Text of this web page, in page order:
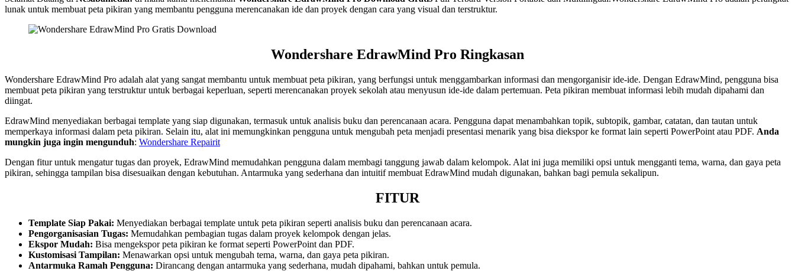
lunak untuk membuat peta pikiran yang membantu pengguna merencanakan ide dan proyek dengan cara yang visual dan terstruktur.
Wondershare EdrawMind Pro Ringkasan
Wondershare EdrawMind Pro adalah alat yang sangat membantu untuk membuat peta pikiran, yang berfungsi untuk menggambarkan informasi dan mengorganisir ide-ide. Dengan EdrawMind, pengguna bisa
membuat peta pikiran yang terstruktur untuk berbagai keperluan, seperti merencanakan proyek sekolah atau menyusun ide-ide dalam pertemuan. Peta pikiran membuat informasi lebih mudah dipahami dan
diingat.
EdrawMind menyediakan berbagai template yang siap digunakan, termasuk untuk analisis buku dan perencanaan acara. Pengguna dapat menambahkan topik, subtopik, gambar, catatan, dan tautan untuk
memperkaya informasi dalam peta pikiran. Selain itu, alat ini memungkinkan pengguna untuk mengubah peta menjadi presentasi menarik yang bisa diekspor ke format lain seperti PowerPoint atau PDF. Anda
mungkin juga ingin mengunduh: Wondershare Repairit
Dengan fitur untuk mengatur tugas dan proyek, EdrawMind memudahkan pengguna dalam membagi tanggung jawab dalam kelompok. Alat ini juga memiliki opsi untuk mengganti tema, warna, dan gaya peta
pikiran, sehingga tampilan bisa disesuaikan dengan kebutuhan. Antarmuka yang sederhana dan intuitif membuat EdrawMind mudah digunakan, bahkan bagi pemula sekalipun.
FITUR
Template Siap Pakai: Menyediakan berbagai template untuk peta pikiran seperti analisis buku dan perencanaan acara.
Pengorganisasian Tugas: Memudahkan pembagian tugas dalam proyek kelompok dengan jelas.
Ekspor Mudah: Bisa mengekspor peta pikiran ke format seperti PowerPoint dan PDF.
Kustomisasi Tampilan: Menawarkan opsi untuk mengubah tema, warna, dan gaya peta pikiran.
Antarmuka Ramah Pengguna: Dirancang dengan antarmuka yang sederhana, mudah dipahami, bahkan untuk pemula.